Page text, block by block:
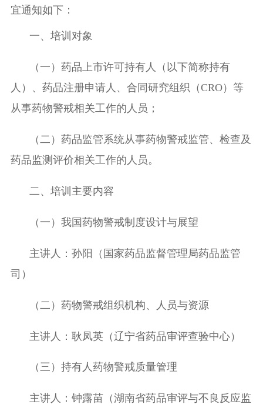
宜通知如下：
一、培训对象
（一） 药品上市许可持有人
（以下简称持有
人）
、药品注册申请人、合同研究组织（CRO）等
从事药物警戒相关工作的人员；
（二） 药品监管系统从事药物警戒监管、检查及
药品监测评价相关工作的人员。
二 、培训主要内容
（一）我国药物警戒制度设计与展望
主讲人：孙阳（国家药品监督管理局药品监管
司）
（二） 药物警戒组织机构、人员与资源
主讲人：耿凤英（辽宁省药品审评查验中心）
（三） 持有人药物警戒质量管理
主讲人：钟露苗（湖南省药品审评与不良反应监